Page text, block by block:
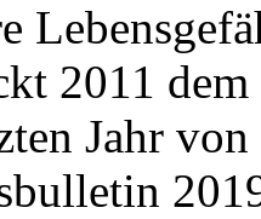
2011
Jahr